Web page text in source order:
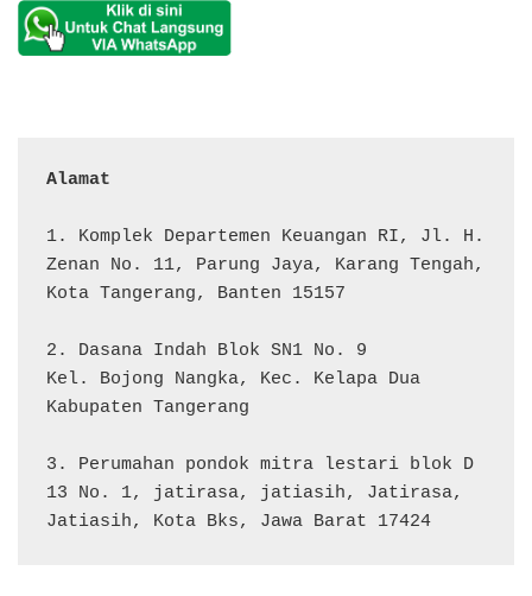
Alamat
1. Komplek Departemen Keuangan RI, Jl. H.
Zenan No. 11, Parung Jaya, Karang Tengah,
Kota Tangerang, Banten 15157
2. Dasana Indah Blok SN1 No. 9
Kel. Bojong Nangka, Kec. Kelapa Dua
Kabupaten Tangerang
3. Perumahan pondok mitra lestari blok D
13 No. 1, jatirasa, jatiasih, Jatirasa,
Jatiasih, Kota Bks, Jawa Barat 17424